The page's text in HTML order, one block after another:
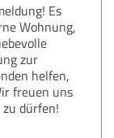
Es
Wohnung,
zur
helfen,
freuen uns
dürfen!